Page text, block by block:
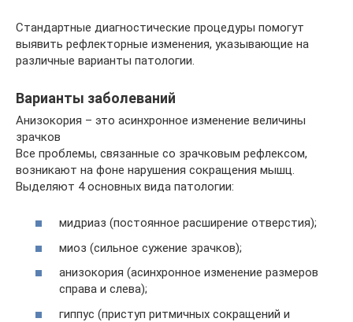
Стандартные диагностические процедуры помогут
выявить рефлекторные изменения, указывающие на
различные варианты патологии.
Варианты заболеваний
Анизокория – это асинхронное изменение величины
зрачков
Все проблемы, связанные со зрачковым рефлексом,
возникают на фоне нарушения сокращения мышц.
Выделяют 4 основных вида патологии:
мидриаз (постоянное расширение отверстия);
миоз (сильное сужение зрачков);
анизокория (асинхронное изменение размеров
справа и слева);
гиппус (приступ ритмичных сокращений и